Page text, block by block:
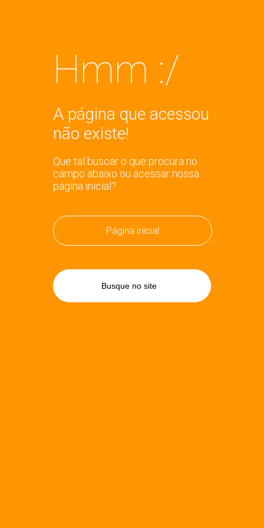
Hmm :/
A página que acessou
não existe!
Que tal buscar o que procura no
campo abaixo ou acessar nossa
página inicial?
Página inicial